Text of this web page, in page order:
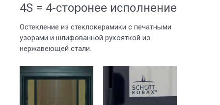
4S = 4-сторонее исполнение
Остекление из стеклокерамики с печатными
узорами и шлифованной рукояткой из
нержавеющей стали.